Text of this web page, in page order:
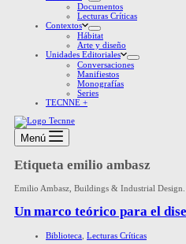
Documentos
Lecturas Críticas
Contextos
Hábitat
Arte y diseño
Unidades Editoriales
Conversaciones
Manifiestos
Monografías
Series
TECNNE +
Menú
Etiqueta emilio ambasz
Emilio Ambasz, Buildings & Industrial
Un marco teórico para el
Biblioteca Lecturas Críticas